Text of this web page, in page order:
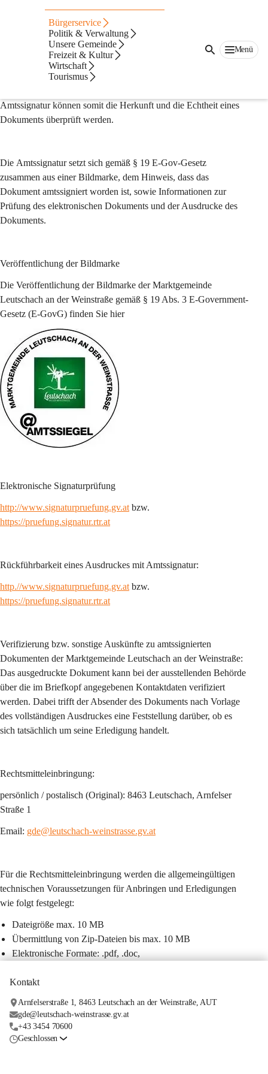
Bürgerservice
Politik & Verwaltung
Unsere Gemeinde
Freizeit & Kultur
Wirtschaft
Tourismus
Menü
Amtssignatur
Im Sinne einer durchgängigen elektronischen
Verfahrensabwicklung kann die Marktgemeinde Leutschach an
der Weinstraße auf ihren Erledigungen
aufbringen. Dadurch wird erkennbar, dass es sich um ein
Amtssignatur können somit die Herkunft und die Echtheit eines
Dokuments überprüft werden.
Die Amtssignatur setzt sich gemäß § 19 E-Gov-Gesetz
zusammen aus einer Bildmarke, dem Hinweis, dass das
Dokument amtssigniert worden ist, sowie Informationen zur
Prüfung des elektronischen Dokuments und der Ausdrucke des
Dokuments.
Veröffentlichung der Bildmarke
Die Veröffentlichung der Bildmarke der Marktgemeinde
Leutschach an der Weinstraße gemäß § 19 Abs. 3 E-Government-
Gesetz (E-GovG) finden Sie hier
Elektronische Signaturprüfung
http://www.signaturpruefung.gv.at bzw.
https://pruefung.signatur.rtr.at
Rückführbarkeit eines Ausdruckes mit Amtssignatur:
http.//www.signaturpruefung.gv.at bzw.
https://pruefung.signatur.rtr.at
Verifizierung bzw. sonstige Auskünfte zu amtssignierten
Dokumenten der Marktgemeinde Leutschach an der Weinstraße:
Das ausgedruckte Dokument kann bei der ausstellenden Behörde
über die im Briefkopf angegebenen Kontaktdaten verifiziert
werden. Dabei trifft der Absender des Dokuments nach Vorlage
des vollständigen Ausdruckes eine Feststellung darüber, ob es
sich tatsächlich um seine Erledigung handelt.
Rechtsmitteleinbringung:
persönlich / postalisch (Original): 8463 Leutschach, Arnfelser
Straße 1
Email: gde@leutschach-weinstrasse.gv.at
Für die Rechtsmitteleinbringung werden die allgemeingültigen
technischen Voraussetzungen für Anbringen und Erledigungen
wie folgt festgelegt:
Dateigröße max. 10 MB
Übermittlung von Zip-Dateien bis max. 10 MB
Elektronische Formate: .pdf, .doc,
Kontakt
Arnfelserstraße 1, 8463 Leutschach an der Weinstraße, AUT
gde@leutschach-weinstrasse.gv.at
+43 3454 70600
Geschlossen